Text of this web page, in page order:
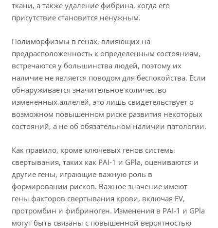
ткани, а также удаление фибрина, когда его
присутствие становится ненужным.
Полиморфизмы в генах, влияющих на
предрасположенность к определенным состояниям,
встречаются у большинства людей, поэтому их
наличие не является поводом для беспокойства. Если
обнаруживается значительное количество
измененных аллелей, это лишь свидетельствует о
возможном повышенном риске развития некоторых
состояний, а не об обязательном наличии патологии.
Как правило, кроме ключевых генов системы
свертывания, таких как PAI-1 и GPla, оцениваются и
другие гены, играющие важную роль в
формировании рисков. Важное значение имеют
гены факторов свертывания крови, включая FV,
протромбин и фибриноген. Изменения в PAI-1 и GPla
могут быть связаны с повышенной вероятностью